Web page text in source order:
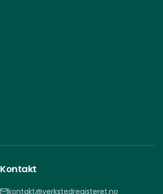
Kontakt
kontakt@verkstedregisteret.no